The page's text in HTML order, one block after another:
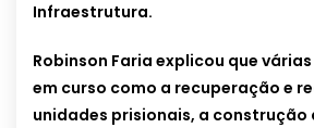
Infraestrutura.
Robinson Faria explicou que
em curso como a recuperação e
unidades prisionais, a construção